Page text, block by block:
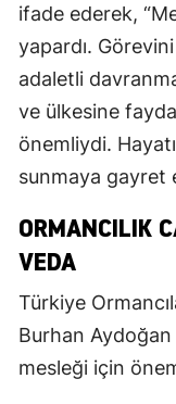
ifade ederek,
yapardı.
adaletli
ve ülkesine
önemliydi.
sunmaya gayret
ORMANCILIK
VEDA
Türkiye
Burhan Aydoğan
mesleği için